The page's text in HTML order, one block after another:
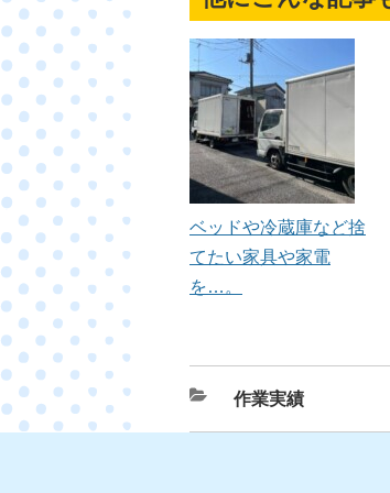
ベッドや冷蔵庫など捨
てたい家具や家電
を…。
カ
テ
作業実績